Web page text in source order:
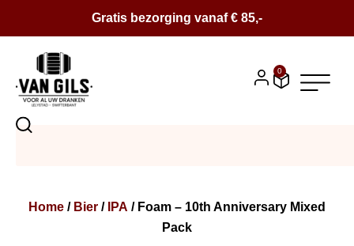
Gratis bezorging vanaf € 85,-
BIER
BIERPAKKETTEN
0
Home / Bier / IPA / Foam – 10th Anniversary Mixed
Pack